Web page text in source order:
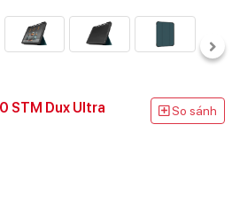
STM Dux Ultra So sánh